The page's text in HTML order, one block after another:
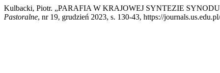
Kulbacki, Piotr. „PARAFIA W KRAJOWEJ SYNTEZIE
Pastoralne, nr 19, grudzień 2023, s. 130-43, https://